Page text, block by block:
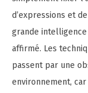
d’expressions et
grande
affirmé. Les
passent par une
environnement,